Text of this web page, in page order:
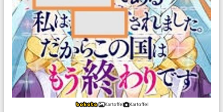
Kartoffel Kartoffel